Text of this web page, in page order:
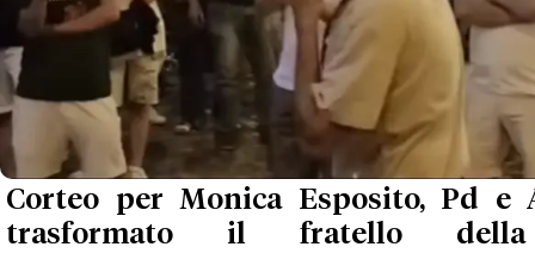
Corteo per Monica Esposito, Pd e
trasformato il fratello